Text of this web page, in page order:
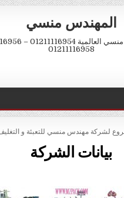
المهندس منسي
01211116958
لشركة مهندس منسي للتعبئة و
بيانات الشركة